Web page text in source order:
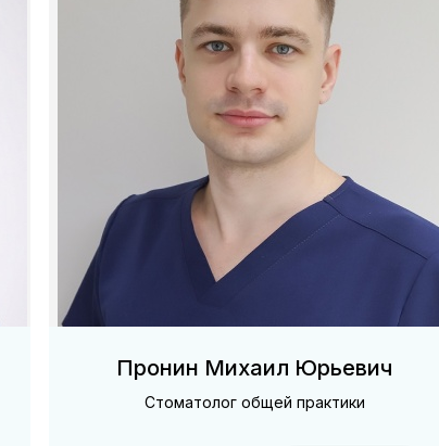
Пронин Михаил Юрьевич
Стоматолог общей практики